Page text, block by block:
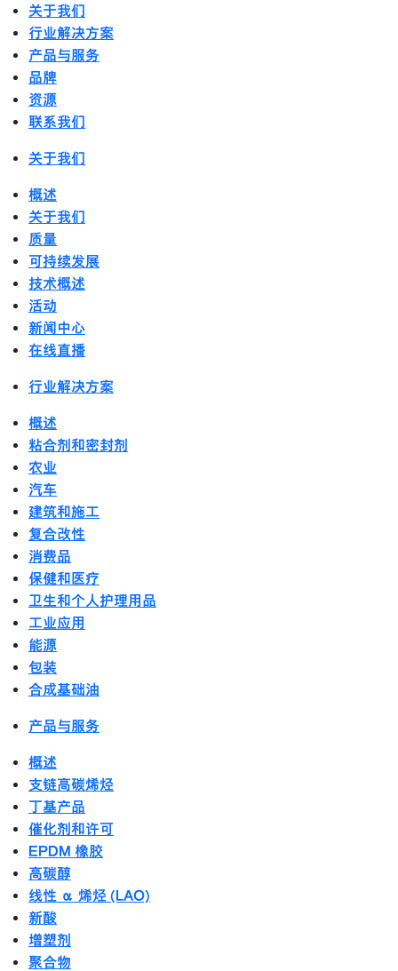
关于我们
行业解决方案
产品与服务
品牌
资源
联系我们
关于我们
概述
关于我们
质量
可持续发展
技术概述
活动
新闻中心
在线直播
行业解决方案
概述
粘合剂和密封剂
农业
汽车
建筑和施工
复合改性
消费品
保健和医疗
卫生和个人护理用品
工业应用
能源
包装
合成基础油
产品与服务
概述
支链高碳烯烃
丁基产品
催化剂和许可
EPDM 橡胶
高碳醇
线性 α 烯烃 (LAO)
新酸
增塑剂
聚合物